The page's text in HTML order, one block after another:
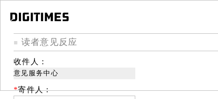
■ 读者意见反应
收件人：
意见服务中心
*寄件人：